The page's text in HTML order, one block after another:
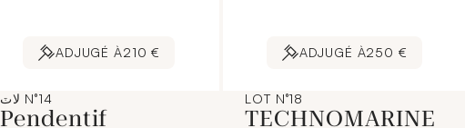
ADJUGÉ À210 €
لاٽ N°14
Pendentif
ADJUGÉ À250 €
LOT N°18
TECHNOMARINE